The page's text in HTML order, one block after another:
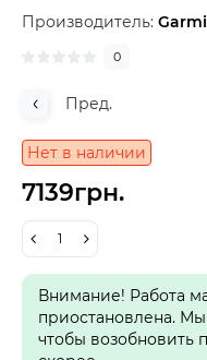
Производитель:
0
Пред.
Нет в наличии
7139грн.
Внимание! Работа
приостановлена.
чтобы возобновить